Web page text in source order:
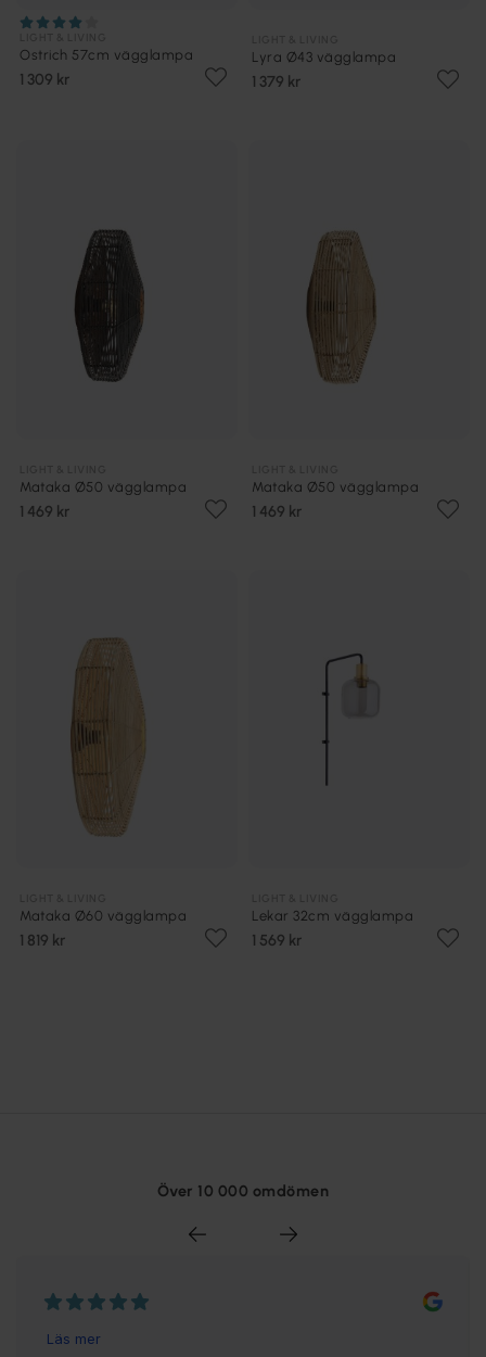
Ostrich 57cm vägglampa
1 309 kr
Lyra Ø43 vägglampa
1 379 kr
Mataka Ø50 vägglampa
1 469 kr
Mataka Ø50 vägglampa
1 469 kr
Mataka Ø60 vägglampa
1 819 kr
Lekar 32cm vägglampa
1 569 kr
Över 10 000 omdömen